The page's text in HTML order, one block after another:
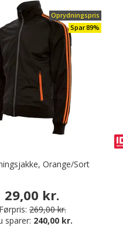
Oprydningspris
Spar 89%
Orange/Sort
29,00 kr.
Førpris: 269,00 kr.
sparer: 240,00 kr.